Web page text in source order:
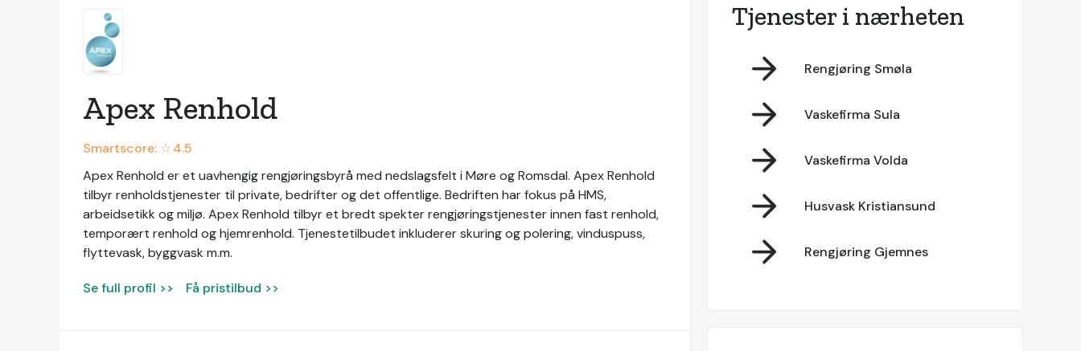
Apex Renhold
Smartscore: ☆4.5
Apex Renhold er et uavhengig rengjøringsbyrå med nedslagsfelt i Møre og Romsdal. Apex Renhold
tilbyr renholdstjenester til private, bedrifter og det offentlige. Bedriften har fokus på HMS,
arbeidsetikk og miljø. Apex Renhold tilbyr et bredt spekter rengjøringstjenester innen fast renhold,
temporært renhold og hjemrenhold. Tjenestetilbudet inkluderer skuring og polering, vinduspuss,
flyttevask, byggvask m.m.
Se full profil >> Få pristilbud >>
Tjenester i nærheten
Rengjøring Smøla
Vaskefirma Sula
Vaskefirma Volda
Husvask Kristiansund
Rengjøring Gjemnes